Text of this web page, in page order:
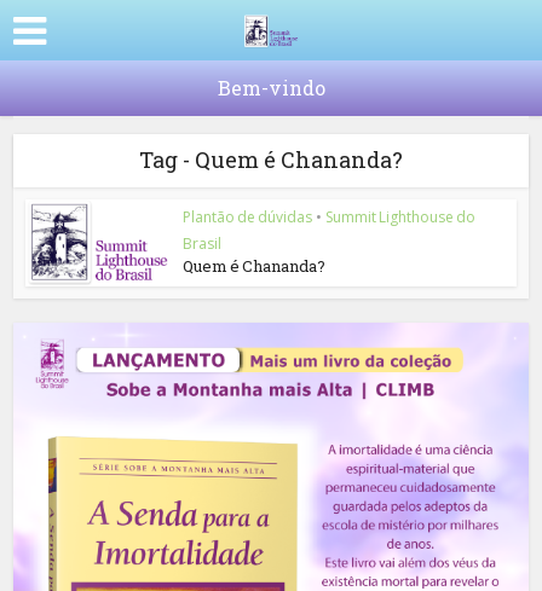
Bem-vindo
Tag - Quem é Chananda?
Plantão de dúvidas • Summit Lighthouse do
Brasil
Quem é Chananda?